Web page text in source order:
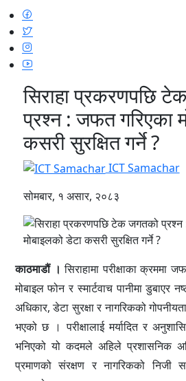
सिराहा प्रकरणपछि
प्रश्न : जफत गरिएका
कसरी सुरक्षित गर्ने ?
ICT Samachar
सोमबार, १ असार, २०८३
काठमाडौं ।सिराहामा परीक्षाका क्रममा
मोबाइल फोन र स्मार्टवाच पानीमा डुबाएर
अधिकार, डेटा सुरक्षा र नागरिकको
भएको छ । परीक्षालाई मर्यादित र
भनिएको यो कदमले अहिले प्रशासनिक
प्रमाणको संरक्षण र नागरिकको निजी